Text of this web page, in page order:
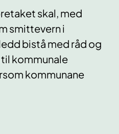
skal, med
smittevern i
bistå med råd og
kommunale
kommunane